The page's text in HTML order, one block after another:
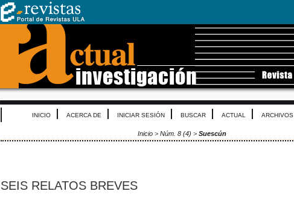
INICIO ACERCA DE INICIAR SESIÓN BUSCAR ACTUAL ARCHIVOS
Inicio> Núm. 8 (4) > Suescún
SEIS RELATOS BREVES